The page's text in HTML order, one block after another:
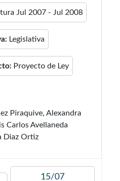
Jul 2007 - Jul 2008
Legislativa
Proyecto de Ley
Piraquive, Alexandra
Carlos Avellaneda
Diaz Ortiz
15/07